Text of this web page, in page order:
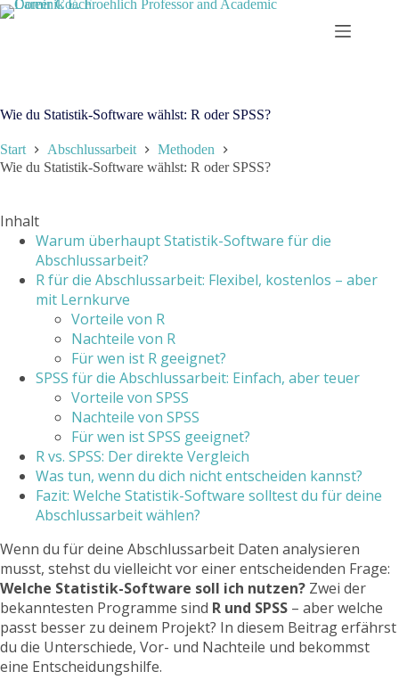
Zum
Inhalt
Wie du Statistik-Software wählst: R oder SPSS?
Start Abschlussarbeit
Methoden
Wie du Statistik-Software wählst: R oder SPSS?
Inhalt
Warum überhaupt Statistik-Software für die
Abschlussarbeit?
R für die Abschlussarbeit: Flexibel, kostenlos – aber
mit Lernkurve
Vorteile von R
Nachteile von R
Für wen ist R geeignet?
SPSS für die Abschlussarbeit: Einfach, aber teuer
Vorteile von SPSS
Nachteile von SPSS
Für wen ist SPSS geeignet?
R vs. SPSS: Der direkte Vergleich
Was tun, wenn du dich nicht entscheiden kannst?
Fazit: Welche Statistik-Software solltest du für deine
Abschlussarbeit wählen?
Wenn du für deine Abschlussarbeit Daten analysieren
musst, stehst du vielleicht vor einer entscheidenden Frage:
Welche Statistik-Software soll ich nutzen? Zwei der
bekanntesten Programme sind R und SPSS – aber welche
passt besser zu deinem Projekt? In diesem Beitrag erfährst
du die Unterschiede, Vor- und Nachteile und bekommst
eine Entscheidungshilfe.